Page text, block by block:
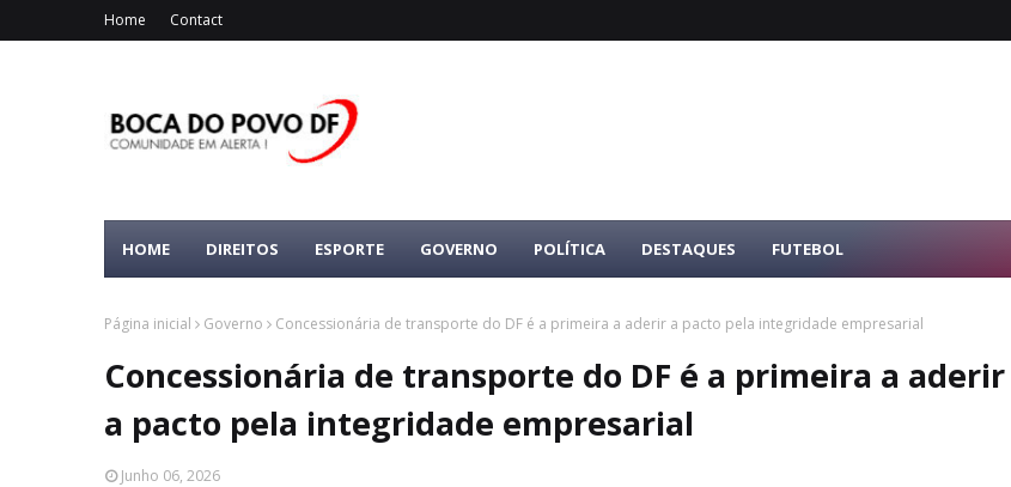
Home Contact
HOME DIREITOS ESPORTE GOVERNO POLÍTICA DESTAQUES FUTEBOL
Página inicial Governo Concessionária de transporte do DF é a primeira a aderir a pacto pela integridade empresarial
Concessionária de transporte do DF é a primeira a aderir
a pacto pela integridade empresarial
Junho 06, 2026